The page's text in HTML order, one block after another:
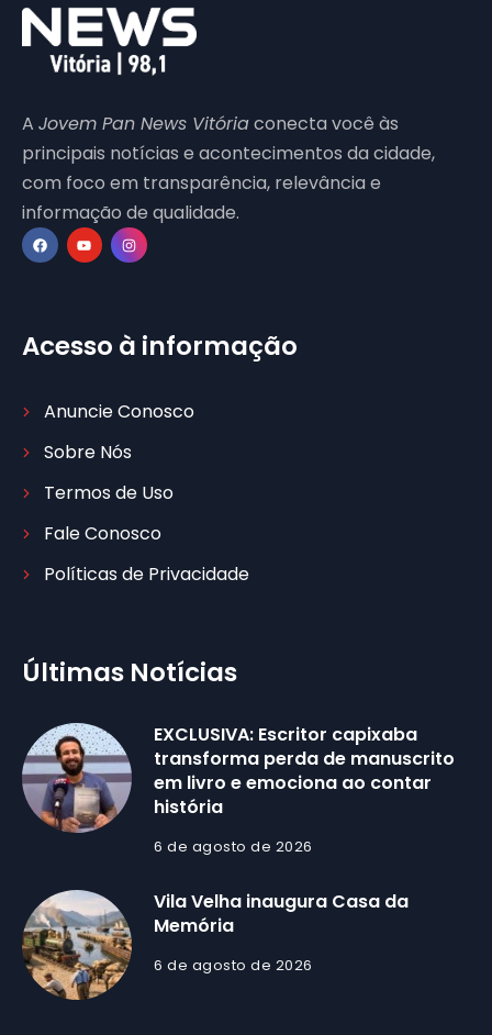
A Jovem Pan News Vitóriaconecta você às
principais notícias e acontecimentos da cidade,
com foco em transparência, relevância e
informação de qualidade.
Acesso à informação
Anuncie Conosco
Sobre Nós
Termos de Uso
Fale Conosco
Políticas de Privacidade
Últimas Notícias
EXCLUSIVA: Escritor capixaba
transforma perda de manuscrito
em livro e emociona ao contar
história
6 de agosto de 2026
Vila Velha inaugura Casa da
Memória
6 de agosto de 2026